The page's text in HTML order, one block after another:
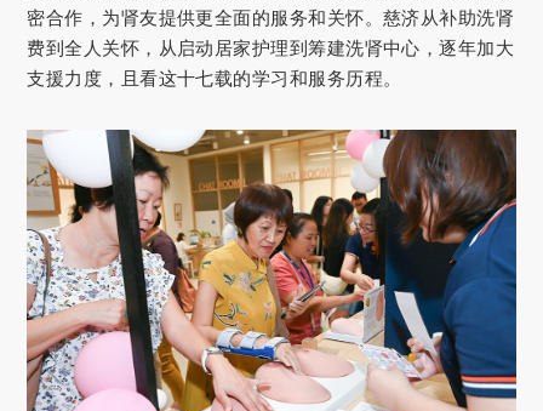
密合作，为肾友提供更全面的服务和关怀。慈济从补助洗肾
费到全人关怀，从启动居家护理到筹建洗肾中心，逐年加大
支援力度，且看这十七载的学习和服务历程。